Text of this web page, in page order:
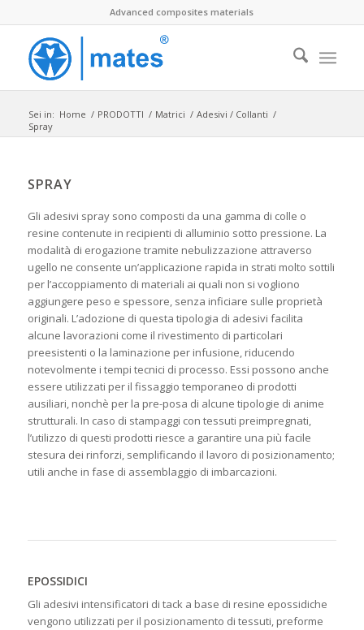
Advanced composites materials
Sei in: Home / PRODOTTI / Matrici / Adesivi / Collanti /
Spray
SPRAY
Gli adesivi spray sono composti da una gamma di colle o
resine contenute in recipienti di alluminio sotto pressione. La
modalità di erogazione tramite nebulizzazione attraverso
ugello ne consente un’applicazione rapida in strati molto sottili
per l’accoppiamento di materiali ai quali non si vogliono
aggiungere peso e spessore, senza inficiare sulle proprietà
originali. L’adozione di questa tipologia di adesivi facilita
alcune lavorazioni come il rivestimento di particolari
preesistenti o la laminazione per infusione, riducendo
notevolmente i tempi tecnici di processo. Essi possono anche
essere utilizzati per il fissaggio temporaneo di prodotti
ausiliari, nonchè per la pre-posa di alcune tipologie di anime
strutturali. In caso di stampaggi con tessuti preimpregnati,
l’utilizzo di questi prodotti riesce a garantire una più facile
stesura dei rinforzi, semplificando il lavoro di posizionamento;
utili anche in fase di assemblaggio di imbarcazioni.
EPOSSIDICI
Gli adesivi intensificatori di tack a base di resine epossidiche
vengono utilizzati per il posizionamento di tessuti, preforme